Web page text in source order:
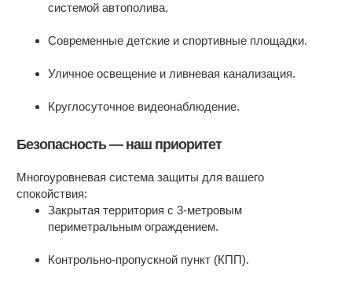
системой автополива.
Современные детские и спортивные площадки.
Уличное освещение и ливневая канализация.
Круглосуточное видеонаблюдение.
Безопасность — наш приоритет
Многоуровневая система защиты для вашего
спокойствия:
Закрытая территория с 3-метровым
периметральным ограждением.
Контрольно-пропускной пункт (КПП).